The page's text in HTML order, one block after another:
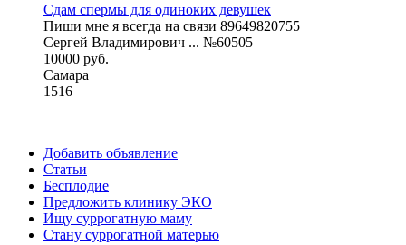
Сдам спермы для одиноких девушек
Пиши мне я всегда на связи 89649820755
Сергей Владимирович ... №60505
10000 руб.
Самара
1516
Добавить объявление
Статьи
Бесплодие
Предложить клинику ЭКО
Ищу суррогатную маму
Стану суррогатной матерью